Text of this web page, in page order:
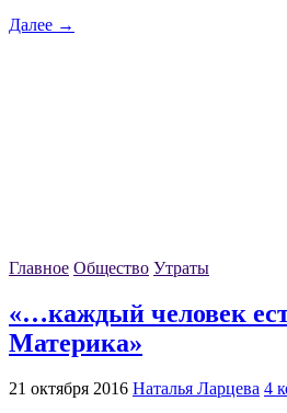
Далее →
Главное Общество Утраты
«…каждый человек
Материка»
21 октября 2016 Наталья Ларцева 4